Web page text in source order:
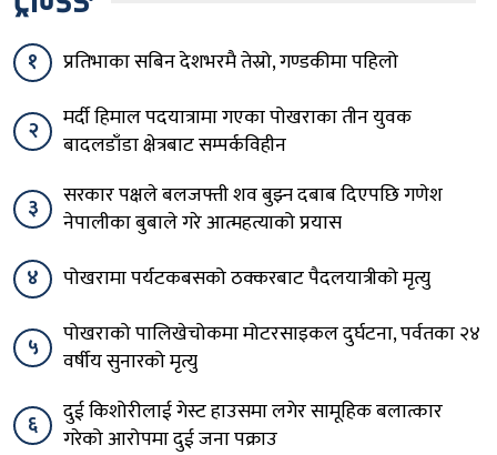
१ प्रतिभाका सबिन देशभरमै तेस्रो, गण्डकीमा पहिलो
२
मर्दी हिमाल पदयात्रामा गएका पोखराका तीन युवक
बादलडाँडा क्षेत्रबाट सम्पर्कविहीन
३
सरकार पक्षले बलजफ्ती शव बुझ्न दबाब दिएपछि गणेश
नेपालीका बुबाले गरे आत्महत्याको प्रयास
४
पोखरामा पर्यटकबसको ठक्करबाट पैदलयात्रीको मृत्यु
५
पोखराको पालिखेचोकमा मोटरसाइकल दुर्घटना, पर्वतका २४
वर्षीय सुनारको मृत्यु
६
दुई किशोरीलाई गेस्ट हाउसमा लगेर सामूहिक बलात्कार
गरेको आरोपमा दुई जना पक्राउ